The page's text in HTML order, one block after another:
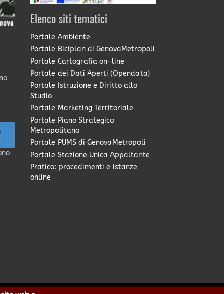
Elenco siti tematici
Portale Ambiente
Portale Biciplan di GenovaMetropoli
Portale Cartografia on-line
Portale dei Dati Aperti (Opendata)
Portale Istruzione e Diritto allo
Studio
Portale Marketing Territoriale
Portale Piano Strategico
Metropolitano
Portale PUMS di GenovaMetropoli
Portale Stazione Unica Appaltante
Pratico: procedimenti e istanze
online